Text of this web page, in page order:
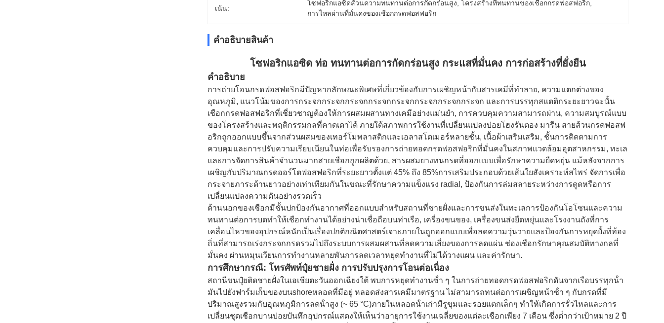
เน้น:
โซฟอริกแอซิดส้วนความทนทานต่อการกัดกร่อนสูง , โครงสร้างที่ทนทานของเชือกกรดฟอสฟอริก
การไหลผ่านที่มั่นคงของเชือกกรดฟอสฟอริก
คําอธิบายสินค้า
โซฟอริกแอซิด ท่อ ทนทานต่อการกัดกร่อนสูง กระแสที่มั่นคง การก่อสร้างที่ยั่งยืน
คําอธิบาย
การถ่ายโอนกรดฟอสฟอริกมีปัญหากลักษณะพิเศษที่เกี่ยวข้องกับการเผชิญหน้ากับสารเคมีที่ทําลาย, ความแตกต่างของ
อุณหภูมิ, แนวโน้มของการกระจกกระจกกระจกกระจกกระจกกระจกกระจกกระจก และการบรรทุกสแตติกระยะยาวฉะนั้น
เชือกกรดฟอสฟอริกที่เชี่ยวชาญต้องให้การผสมผสานทางเคมีอย่างแม่นยํา, การควบคุมความสามารถผ่าน, ความสมบูรณ์แบบ
ของโครงสร้างและพฤติกรรมกลที่คาดเดาได้ ภายใต้สภาพการใช้งานที่เปลี่ยนแปลงบ่อยโฮงรันตอง มารีน สายส้วนกรดฟอสฟ
อริกถูกออกแบบขึ้นจากส่วนผสมของเทอร์โมพลาสติกและเอลาสโตเมอร์หลายชั้น, เนื้อผ้าเสริมเสริม, ชั้นการติดตามการ
ควบคุมและการปรับความเรียบเนียนในท่อเพื่อรับรองการถ่ายทอดกรดฟอสฟอริกที่มั่นคงในสภาพแวดล้อมอุตสาหกรรม, ทะเล
และการจัดการสินค้าจํานวนมากสายเชือกถูกผลิตด้วย, สารผสมยางทนกรดที่ออกแบบเพื่อรักษาความยืดหยุ่น แม้หลังจากการ
เผชิญกับปริมาณกรดออร์โตฟอสฟอริกที่ระยะยาวตั้งแต่ 45% ถึง 85%การเสริมประกอบด้วยเส้นใยสังเคราะห์สไพร่ จัดการเพื่อ
กระจายภาระด้านยาวอย่างเท่าเทียมกันในขณะที่รักษาความแข็งแรง radial, ป้องกันการล่มสลายระหว่างการดูดหรือการ
เปลี่ยนแปลงความดันอย่างรวดเร็ว
ด้านนอกของเชือกมีชั้นปกป้องกันอากาศที่ออกแบบสําหรับสถานที่ชายฝั่งและการขนส่งในทะเลการป้องกันโอโซนและความ
ทนทานต่อการบดทําให้เชือกทํางานได้อย่างน่าเชื่อถือบนท่าเรือ, เครื่องขนของ, เครื่องขนส่งยืดหยุ่นและโรงงานถังที่การ
เคลื่อนไหวของอุปกรณ์หนักเป็นเรื่องปกติกณิตศาสตร์เจาะภายในถูกออกแบบเพื่อลดความวุ่นวายและป้องกันการหยุดยั้งที่ท้อง
ถิ่นที่สามารถเร่งกระจกกรดรวมไปถึงระบบการผสมผสานที่ลดความเสี่ยงของการลดแผ่น ช่องเชือกรักษาคุณสมบัติทางกลที่
มั่นคง ผ่านหมุนเวียนการทํางานหลายพันการลดเวลาหยุดทํางานที่ไม่ได้วางแผน และค่ารักษา.
การศึกษากรณี: โทรศัพท์ปุ๋ยชายฝั่ง การปรับปรุงการโอนต่อเนื่อง
สถานีขนปุ๋ยติดชายฝั่งในเอเชียตะวันออกเฉียงใต้ พบการหยุดทํางานซ้ํา ๆ ในการถ่ายทอดกรดฟอสฟอริกดันจากเรือบรรทุกน้ํา
มันไปยังฟาร์มเก็บของบนshoreหลอดที่มีอยู่ หลอดส่งสารเคมีมาตรฐาน ไม่สามารถทนต่อการเผชิญหน้าซ้ํา ๆ กับกรดที่มี
ปริมาณสูงรวมกับอุณหภูมิการลดน้ําสูง (~ 65 °C)ภายในหลอดน้ําเก่ามีรูขุมและรอยแตกเล็กๆ ทําให้เกิดการรั่วไหลและการ
เปลี่ยนชุดเชือกบานบ่อยบันทึกอุปกรณ์แสดงให้เห็นว่าอายุการใช้งานเฉลี่ยของแต่ละเชือกเพียง 7 เดือน ซึ่งต่ํากว่าเป้าหมาย 2 ปี